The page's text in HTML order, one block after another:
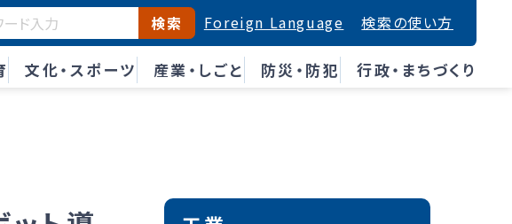
文化・スポーツ 産業・しごと 防災・防犯 行政・まちづくり
検索 Foreign Language 検索の使い方